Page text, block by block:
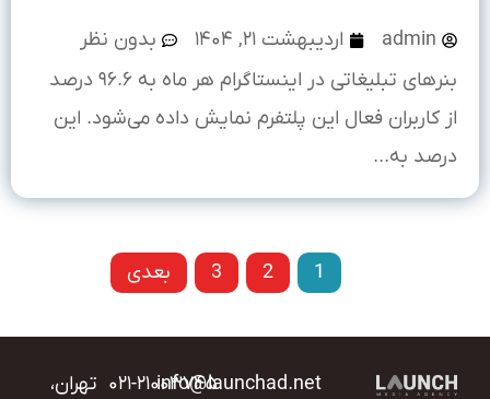
admin اردیبهشت ۲۱, ۱۴۰۴
بدون نظر
بنرهای تبلیغاتی در اینستاگرام هر ماه به ۹۶.۶ درصد
از کاربران فعال این پلتفرم نمایش داده می‌شود. این
درصد به...
1
2
3 بعدی
info@launchad.net
۰۲۱-۲۱۰۰۳۷۴۵ تهران،